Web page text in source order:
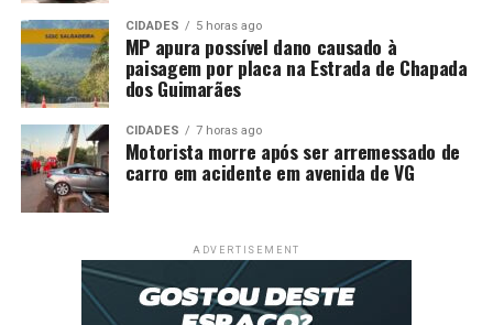
CIDADES 5 horas ago
MP apura possível dano causado à
paisagem por placa na Estrada de Chapada
dos Guimarães
CIDADES 7 horas ago
Motorista morre após ser arremessado de
carro em acidente em avenida de VG
ADVERTISEMENT